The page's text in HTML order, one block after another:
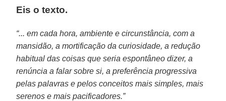
Eis o texto.
“... em cada hora, ambiente e circunstância, com a
mansidão, a mortificação da curiosidade, a redução
habitual das coisas que seria espontâneo dizer, a
renúncia a falar sobre si, a preferência progressiva
pelas palavras e pelos conceitos mais simples, mais
serenos e mais pacificadores.”